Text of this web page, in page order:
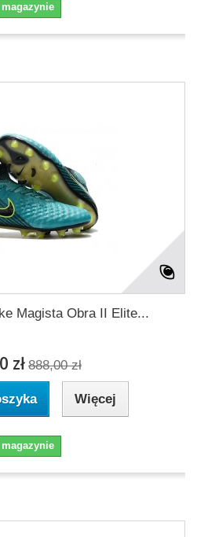
magazynie
Magista Obra II Elite...
zł 888,00 zł
Więcej
magazynie